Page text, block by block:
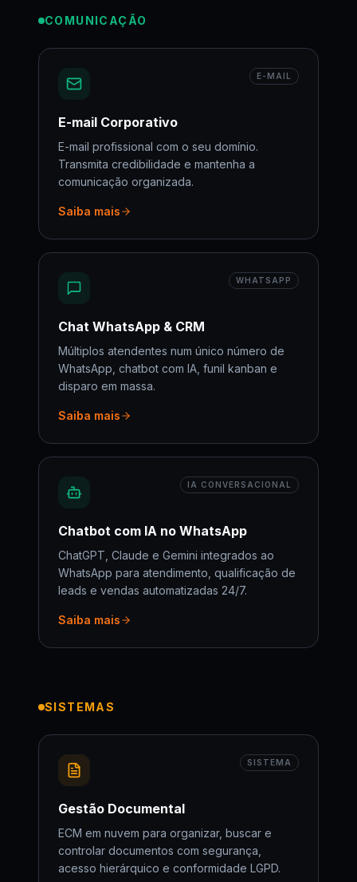
COMUNICAÇÃO
E-MAIL
E-mail Corporativo
E-mail profissional com o seu domínio.
Transmita credibilidade e mantenha a
comunicação organizada.
Saiba mais
WHATSAPP
Chat WhatsApp & CRM
Múltiplos atendentes num único número de
WhatsApp, chatbot com IA, funil kanban e
disparo em massa.
Saiba mais
IA CONVERSACIONAL
Chatbot com IA no WhatsApp
ChatGPT, Claude e Gemini integrados ao
WhatsApp para atendimento, qualificação de
leads e vendas automatizadas 24/7.
Saiba mais
SISTEMAS
SISTEMA
Gestão Documental
ECM em nuvem para organizar, buscar e
controlar documentos com segurança,
acesso hierárquico e conformidade LGPD.